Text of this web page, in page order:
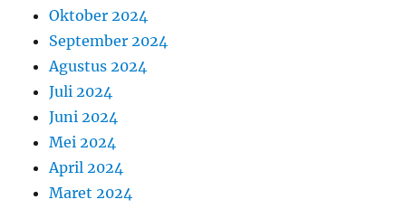
Oktober 2024
September 2024
Agustus 2024
Juli 2024
Juni 2024
Mei 2024
April 2024
Maret 2024